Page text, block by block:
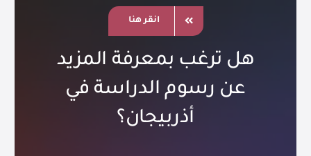
انقر هنا
هل ترغب بمعرفة المزيد
عن رسوم الدراسة في
أذربيجان؟